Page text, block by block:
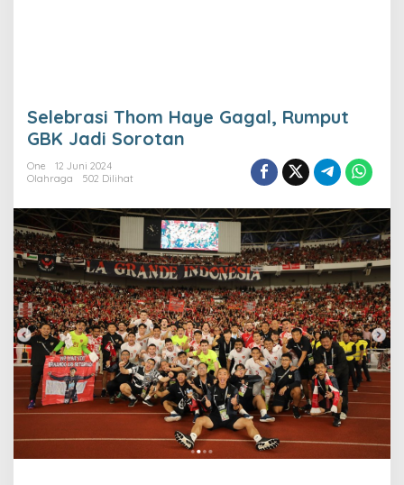
Selebrasi Thom Haye Gagal, Rumput
GBK Jadi Sorotan
One
12 Juni 2024
Olahraga
502 Dilihat